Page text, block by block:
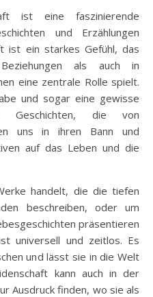
und Erzählungen
ist ein starkes Gefühl, das
als auch in
eine zentrale Rolle spielt.
und sogar eine gewisse
Geschichten, die von
uns in ihren Bann und
auf das Leben und die
handelt, die die tiefen
beschreiben, oder um
präsentieren
universell und zeitlos. Es
und lässt sie in die Welt
kann auch in der
Ausdruck finden, wo sie als